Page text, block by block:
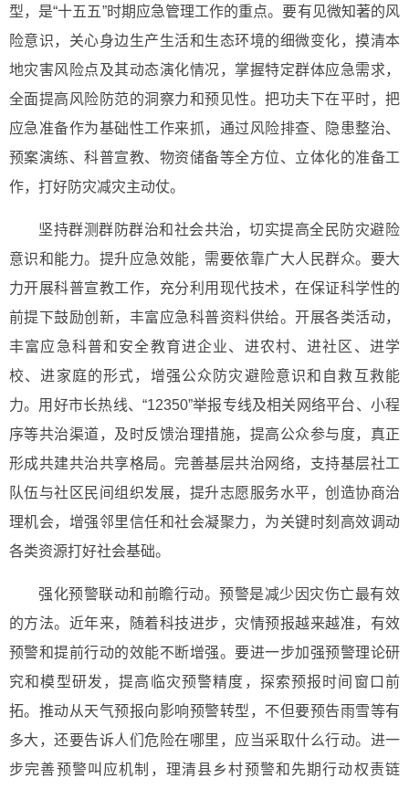
型，是“十五五”时期应急管理工作的重点。要有见微知著的风
险意识，关心身边生产生活和生态环境的细微变化，摸清本
地灾害风险点及其动态演化情况，掌握特定群体应急需求，
全面提高风险防范的洞察力和预见性。把功夫下在平时，把
应急准备作为基础性工作来抓，通过风险排查、隐患整治、
预案演练、科普宣教、物资储备等全方位、立体化的准备工
作，打好防灾减灾主动仗。
坚持群测群防群治和社会共治，切实提高全民防灾避险
意识和能力。提升应急效能，需要依靠广大人民群众。要大
力开展科普宣教工作，充分利用现代技术，在保证科学性的
前提下鼓励创新，丰富应急科普资料供给。开展各类活动，
丰富应急科普和安全教育进企业、进农村、进社区、进学
校、进家庭的形式，增强公众防灾避险意识和自救互救能
力。用好市长热线、“12350”举报专线及相关网络平台、小程
序等共治渠道，及时反馈治理措施，提高公众参与度，真正
形成共建共治共享格局。完善基层共治网络，支持基层社工
队伍与社区民间组织发展，提升志愿服务水平，创造协商治
理机会，增强邻里信任和社会凝聚力，为关键时刻高效调动
各类资源打好社会基础。
强化预警联动和前瞻行动。预警是减少因灾伤亡最有效
的方法。近年来，随着科技进步，灾情预报越来越准，有效
预警和提前行动的效能不断增强。要进一步加强预警理论研
究和模型研发，提高临灾预警精度，探索预报时间窗口前
拓。推动从天气预报向影响预警转型，不但要预告雨雪等有
多大，还要告诉人们危险在哪里，应当采取什么行动。进一
步完善预警叫应机制，理清县乡村预警和先期行动权责链